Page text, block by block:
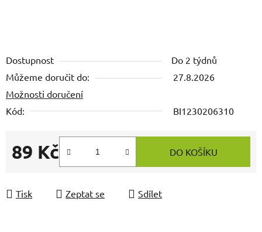
Dostupnost
Do 2 týdnů
Můžeme doručit do:
27.8.2026
Možnosti doručení
Kód:
BI1230206310
89 Kč
Měrná cena:
DO KOŠÍKU
Tisk Zeptat se Sdílet